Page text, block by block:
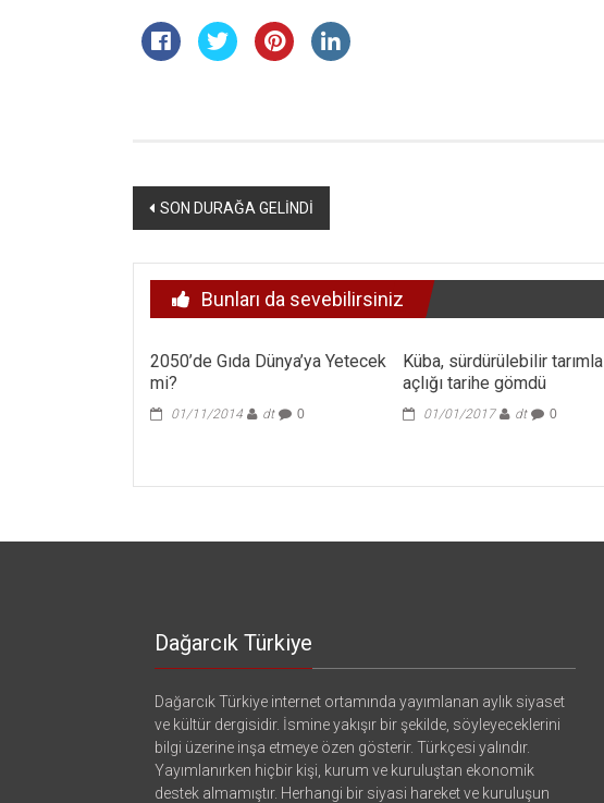
Yazı
SON DURAĞA GELİNDİ
Bunları da sevebilirsiniz
2050’de Gıda Dünya’ya Yetecek
mi?
01/11/2014 dt 0
Küba, sürdürülebilir tarımla
açlığı tarihe gömdü
01/01/2017 dt 0
Dağarcık Türkiye
Dağarcık Türkiye internet ortamında yayımlanan aylık siyaset
ve kültür dergisidir. İsmine yakışır bir şekilde, söyleyeceklerini
bilgi üzerine inşa etmeye özen gösterir. Türkçesi yalındır.
Yayımlanırken hiçbir kişi, kurum ve kuruluştan ekonomik
destek almamıştır. Herhangi bir siyasi hareket ve kuruluşun